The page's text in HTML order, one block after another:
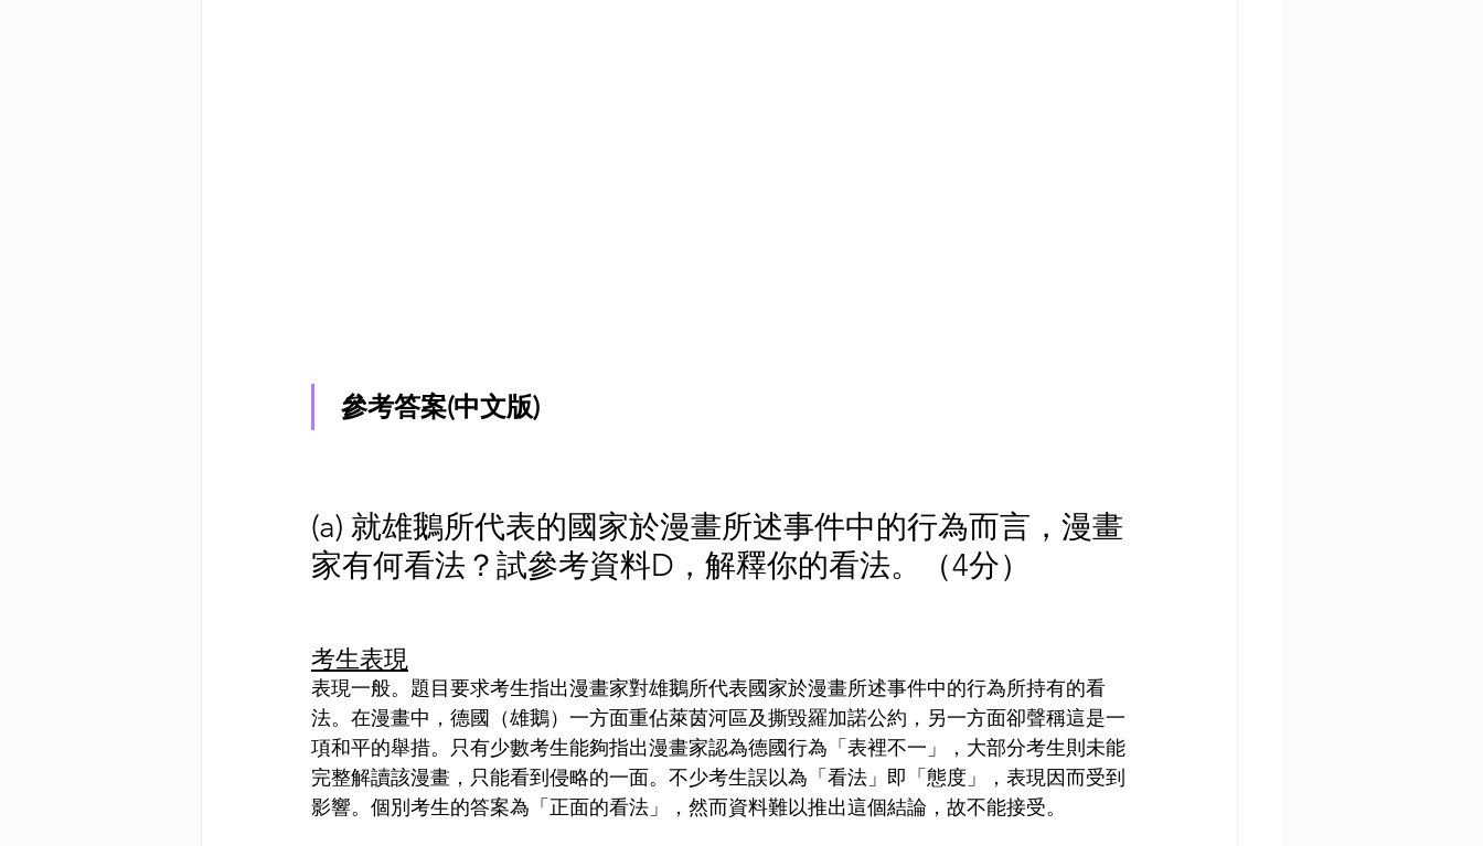
參考答案(中文版)
(a) 就雄鵝所代表的國家於漫畫所述事件中的行為而言，漫畫
家有何看法？試參考資料D，解釋你的看法。（4分）
考生表現
表現一般。題目要求考生指出漫畫家對雄鵝所代表國家於漫畫所述事件中的行為所持有的看
法。在漫畫中，德國（雄鵝）一方面重佔萊茵河區及撕毀羅加諾公約，另一方面卻聲稱這是一
項和平的舉措。只有少數考生能夠指出漫畫家認為德國行為「表裡不一」，大部分考生則未能
完整解讀該漫畫，只能看到侵略的一面。不少考生誤以為「看法」即「態度」，表現因而受到
影響。個別考生的答案為「正面的看法」，然而資料難以推出這個結論，故不能接受。